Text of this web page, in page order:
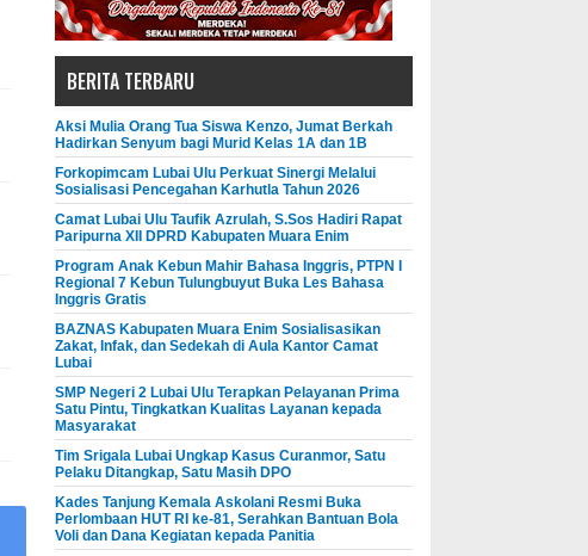
BERITA TERBARU
Aksi Mulia Orang Tua Siswa Kenzo, Jumat Berkah
Hadirkan Senyum bagi Murid Kelas 1A dan 1B
Forkopimcam Lubai Ulu Perkuat Sinergi Melalui
Sosialisasi Pencegahan Karhutla Tahun 2026
Camat Lubai Ulu Taufik Azrulah, S.Sos Hadiri Rapat
Paripurna XII DPRD Kabupaten Muara Enim
Program Anak Kebun Mahir Bahasa Inggris, PTPN I
Regional 7 Kebun Tulungbuyut Buka Les Bahasa
Inggris Gratis
BAZNAS Kabupaten Muara Enim Sosialisasikan
Zakat, Infak, dan Sedekah di Aula Kantor Camat
Lubai
SMP Negeri 2 Lubai Ulu Terapkan Pelayanan Prima
Satu Pintu, Tingkatkan Kualitas Layanan kepada
Masyarakat
Tim Srigala Lubai Ungkap Kasus Curanmor, Satu
Pelaku Ditangkap, Satu Masih DPO
Kades Tanjung Kemala Askolani Resmi Buka
Perlombaan HUT RI ke-81, Serahkan Bantuan Bola
Voli dan Dana Kegiatan kepada Panitia